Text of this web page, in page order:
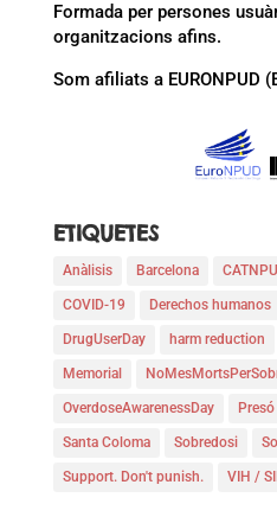
Formada per persones
organitzacions afins.
Som afiliats a EURONPUD
ETIQUETES
Anàlisis Barcelona
COVID-19 Derechos humanos
DrugUserDay harm reduction
Memorial
OverdoseAwarenessDay Presó
Santa Coloma Sobredosi
Support. Don't punish. VIH /